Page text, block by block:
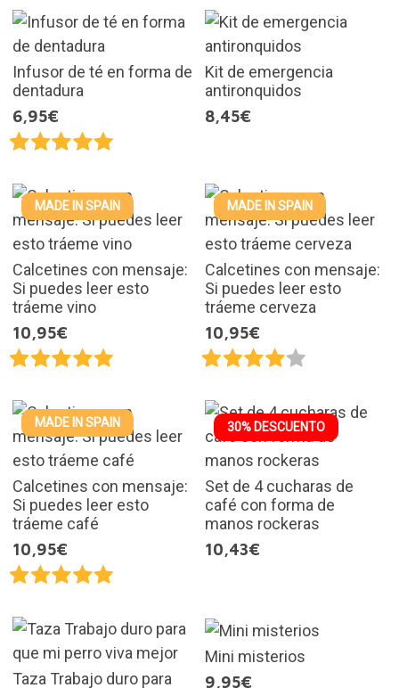
Infusor de té en forma de
dentadura
6,95€
Kit de emergencia
antironquidos
8,45€
MADE IN SPAIN
Calcetines con mensaje:
Si puedes leer esto
tráeme vino
10,95€
MADE IN SPAIN
Calcetines con mensaje:
Si puedes leer esto
tráeme cerveza
10,95€
MADE IN SPAIN
Calcetines con mensaje:
Si puedes leer esto
tráeme café
10,95€
30% DESCUENTO
Set de 4 cucharas de
café con forma de
manos rockeras
10,43€
Taza Trabajo duro para
Mini misterios
9,95€